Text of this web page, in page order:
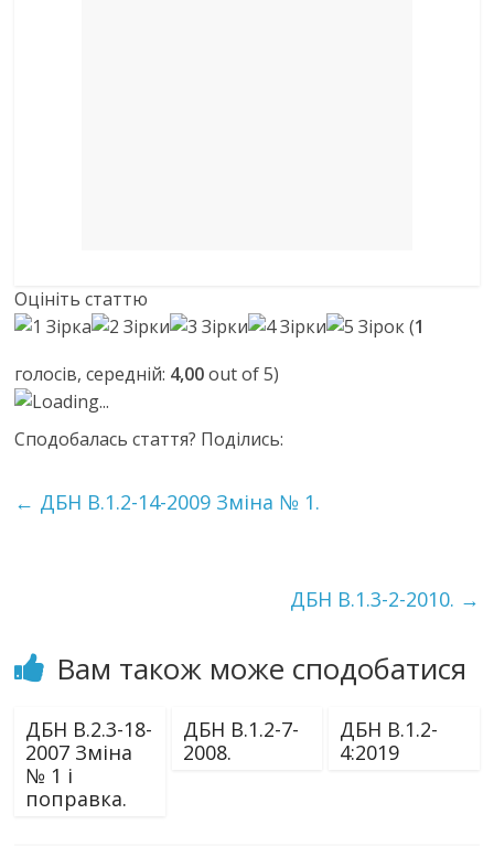
Оцініть статтю
(1
голосів, середній: 4,00out of 5)
Loading...
Сподобалась стаття? Поділись:
← ДБН В.1.2-14-2009 Зміна № 1.
ДБН В.1.3-2-2010. →
Вам також може сподобатися
ДБН В.2.3-18-
2007 Зміна
№ 1 і
поправка.
ДБН В.1.2-7-
2008.
ДБН В.1.2-
4:2019